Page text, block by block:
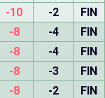
-10 -2 FIN
-8 -4
FIN
-8 -4
FIN
-8 -3
FIN
-8 -2 FIN